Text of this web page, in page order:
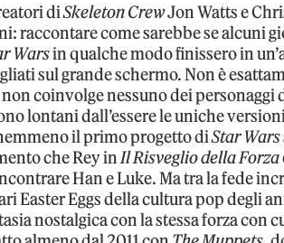
diSkeleton CrewJon Watts e
raccontare come sarebbe se alcuni
Warsin qualche modo finissero in
sul grande schermo. Non è
non coinvolge nessuno dei personaggi
lontani dall’essere le uniche
il primo progetto diStar Wars
che Rey inIl Risveglio della Forza
Han e Luke. Ma tra la fede
Easter Eggs della cultura pop degli
nostalgica con la stessa forza con